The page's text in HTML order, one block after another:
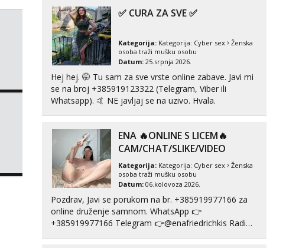
možeš pranaći nešto po svojoj mjeri. Sexi videa s
kolegica...
✅ CURA ZA SVE ✅
Kategorija: Kategorija: Cyber sex
Ženska
osoba traži mušku osobu
Datum: 25.srpnja 2026.
Hej hej. 🤭 Tu sam za sve vrste online zabave. Javi mi
se na broj +385919123322 (Telegram, Viber ili
Whatsapp). 🤙 NE javljaj se na uzivo. Hvala.
ENA 🔥ONLINE S LICEM🔥
CAM/CHAT/SLIKE/VIDEO
Kategorija: Kategorija: Cyber sex
Ženska
osoba traži mušku osobu
Datum: 06.kolovoza 2026.
Pozdrav, Javi se porukom na br. +385919977166 za
online druženje samnom. WhatsApp 👉
+385919977166 Telegram 👉@enafriedrichkis Radim